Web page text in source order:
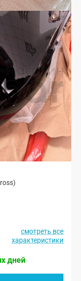
смотреть все
характеристики
дней